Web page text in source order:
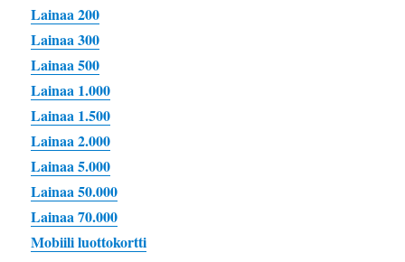
Lainaa 200
Lainaa 300
Lainaa 500
Lainaa 1.000
Lainaa 1.500
Lainaa 2.000
Lainaa 5.000
Lainaa 50.000
Lainaa 70.000
Mobiili luottokortti